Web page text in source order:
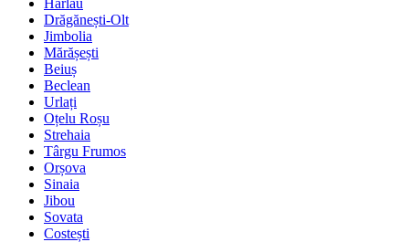
Hârlău
Drăgănești-Olt
Jimbolia
Mărășești
Beiuș
Beclean
Urlați
Oțelu Roșu
Strehaia
Târgu Frumos
Orșova
Sinaia
Jibou
Sovata
Costești